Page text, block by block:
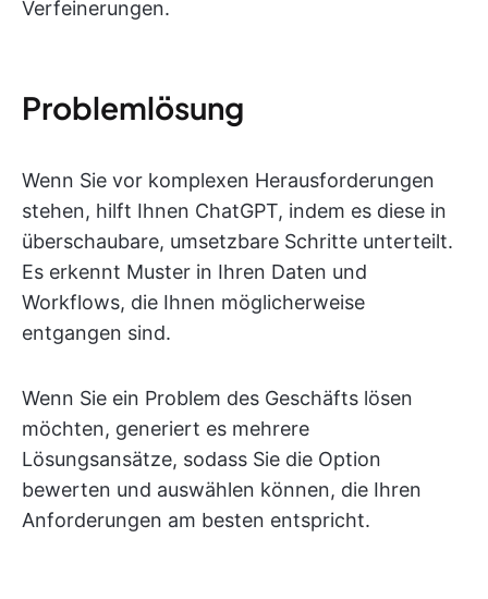
Verfeinerungen.
Problemlösung
Wenn Sie vor komplexen Herausforderungen
stehen, hilft Ihnen ChatGPT, indem es diese in
überschaubare, umsetzbare Schritte unterteilt.
Es erkennt Muster in Ihren Daten und
Workflows, die Ihnen möglicherweise
entgangen sind.
Wenn Sie ein Problem des Geschäfts lösen
möchten, generiert es mehrere
Lösungsansätze, sodass Sie die Option
bewerten und auswählen können, die Ihren
Anforderungen am besten entspricht.